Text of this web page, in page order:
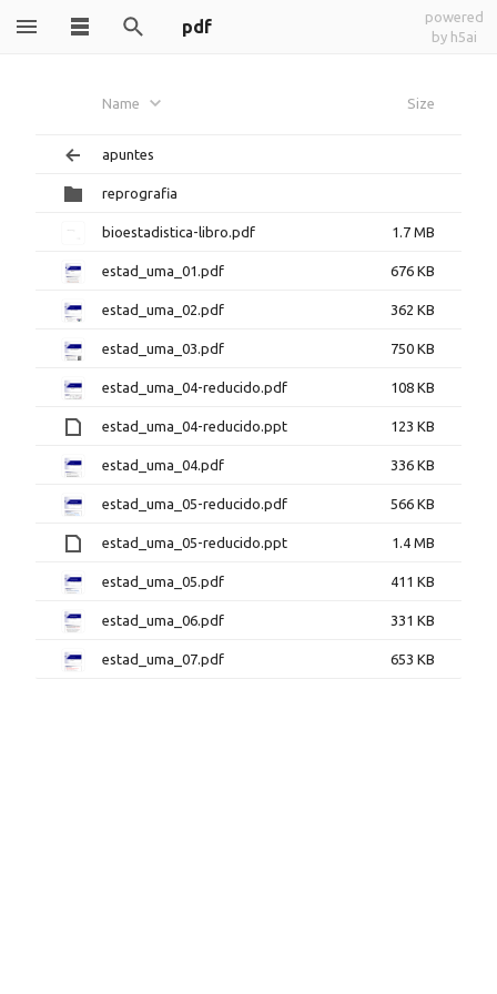
pdf
powered
by h5ai
Name Size
apuntes
reprografia
bioestadistica-libro.pdf 1.7 MB
estad_uma_01.pdf 676 KB
estad_uma_02.pdf 362 KB
estad_uma_03.pdf 750 KB
estad_uma_04-reducido.pdf 108 KB
estad_uma_04-reducido.ppt 123 KB
estad_uma_04.pdf 336 KB
estad_uma_05-reducido.pdf 566 KB
estad_uma_05-reducido.ppt 1.4 MB
estad_uma_05.pdf 411 KB
estad_uma_06.pdf 331 KB
estad_uma_07.pdf 653 KB